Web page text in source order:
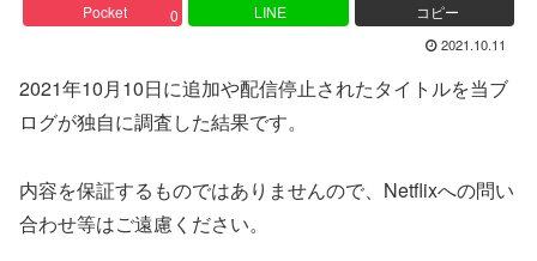
Pocket 0 LINE コピー
2021.10.11
2021年10月10日に追加や配信停止されたタイトルを当ブ
ログが独自に調査した結果です。
内容を保証するものではありませんので、Netflixへの問い
合わせ等はご遠慮ください。